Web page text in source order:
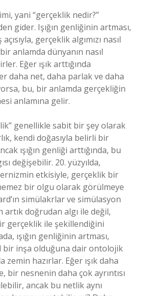
yani “gerçeklik nedir?”
gider. Işığın genliğinin artması,
gerçeklik algımızı nasıl
anlamda dünyanın nasıl
Eğer ışık arttığında
daha net, daha parlak ve daha
bu, bir anlamda gerçekliğin
anlamına gelir.
genellikle sabit bir şey olarak
kendi doğasıyla belirli bir
ışığın genliği arttığında, bu
değişebilir. 20. yüzyılda,
etkisiyle, gerçeklik bir
bir olgu olarak görülmeye
simülakrlar ve simülasyon
doğrudan algı ile değil,
gerçeklik ile şekillendiğini
ışığın genliğinin artması,
bir inşa olduğuna dair ontolojik
zemin hazırlar. Eğer ışık daha
bir nesnenin daha çok ayrıntısı
ancak bu netlik aynı